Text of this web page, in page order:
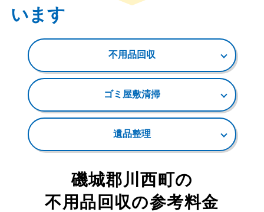
います
不用品回収
ゴミ屋敷清掃
遺品整理
磯城郡川西町の
不用品回収の参考料金